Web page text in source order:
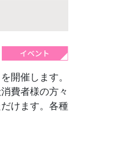
開催します。
費者様の方々
けます。各種